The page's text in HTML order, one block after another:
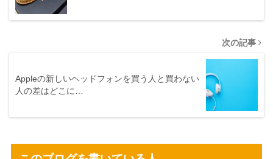
次の記事
Appleの新しいヘッドフォンを買う人と買わない
人の差はどこに…